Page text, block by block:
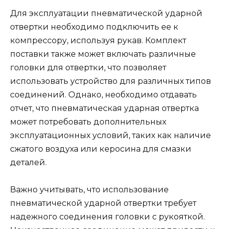
Для эксплуатации пневматической ударной
отвертки необходимо подключить ее к
компрессору, используя рукав. Комплект
поставки также может включать различные
головки для отвертки, что позволяет
использовать устройство для различных типов
соединений. Однако, необходимо отдавать
отчет, что пневматическая ударная отвертка
может потребовать дополнительных
эксплуатационных условий, таких как наличие
сжатого воздуха или керосина для смазки
деталей.
Важно учитывать, что использование
пневматической ударной отвертки требует
надежного соединения головки с рукояткой.